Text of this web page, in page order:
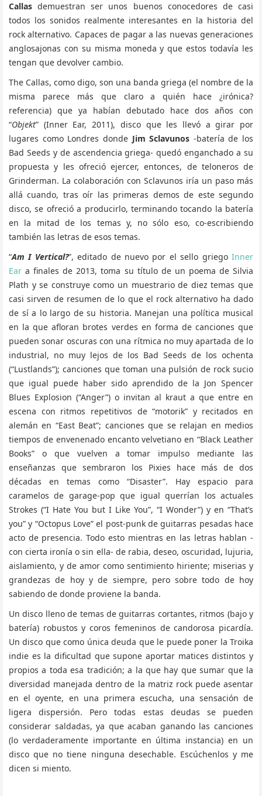
Callas demuestran ser unos buenos conocedores de casi
todos los sonidos realmente interesantes en la historia del
rock alternativo. Capaces de pagar a las nuevas generaciones
anglosajonas con su misma moneda y que estos todavía les
tengan que devolver cambio.
The Callas, como digo, son una banda griega (el nombre de la
misma parece más que claro a quién hace ¿irónica?
referencia) que ya habían debutado hace dos años con
“Objekt” (Inner Ear, 2011), disco que les llevó a girar por
lugares como Londres donde Jim Sclavunos -batería de los
Bad Seeds y de ascendencia griega- quedó enganchado a su
propuesta y les ofreció ejercer, entonces, de teloneros de
Grinderman. La colaboración con Sclavunos iría un paso más
allá cuando, tras oír las primeras demos de este segundo
disco, se ofreció a producirlo, terminando tocando la batería
en la mitad de los temas y, no sólo eso, co-escribiendo
también las letras de esos temas.
“Am I Vertical?”, editado de nuevo por el sello griegoInner
Ear a finales de 2013, toma su título de un poema de Silvia
Plath y se construye como un muestrario de diez temas que
casi sirven de resumen de lo que el rock alternativo ha dado
de sí a lo largo de su historia. Manejan una política musical
en la que afloran brotes verdes en forma de canciones que
pueden sonar oscuras con una rítmica no muy apartada de lo
industrial, no muy lejos de los Bad Seeds de los ochenta
(“Lustlands”); canciones que toman una pulsión de rock sucio
que igual puede haber sido aprendido de la Jon Spencer
Blues Explosion (“Anger”) o invitan al kraut a que entre en
escena con ritmos repetitivos de “motorik” y recitados en
alemán en “East Beat”; canciones que se relajan en medios
tiempos de envenenado encanto velvetiano en “Black Leather
Books” o que vuelven a tomar impulso mediante las
enseñanzas que sembraron los Pixies hace más de dos
décadas en temas como “Disaster”. Hay espacio para
caramelos de garage-pop que igual querrían los actuales
Strokes (“I Hate You but I Like You”, “I Wonder”) y en “That’s
you” y “Octopus Love” el post-punk de guitarras pesadas hace
acto de presencia. Todo esto mientras en las letras hablan -
con cierta ironía o sin ella- de rabia, deseo, oscuridad, lujuria,
aislamiento, y de amor como sentimiento hiriente; miserias y
grandezas de hoy y de siempre, pero sobre todo de hoy
sabiendo de donde proviene la banda.
Un disco lleno de temas de guitarras cortantes, ritmos (bajo y
batería) robustos y coros femeninos de candorosa picardía.
Un disco que como única deuda que le puede poner la Troika
indie es la dificultad que supone aportar matices distintos y
propios a toda esa tradición; a la que hay que sumar que la
diversidad manejada dentro de la matriz rock puede asentar
en el oyente, en una primera escucha, una sensación de
ligera dispersión. Pero todas estas deudas se pueden
considerar saldadas, ya que acaban ganando las canciones
(lo verdaderamente importante en última instancia) en un
disco que no tiene ninguna desechable. Escúchenlos y me
dicen si miento.